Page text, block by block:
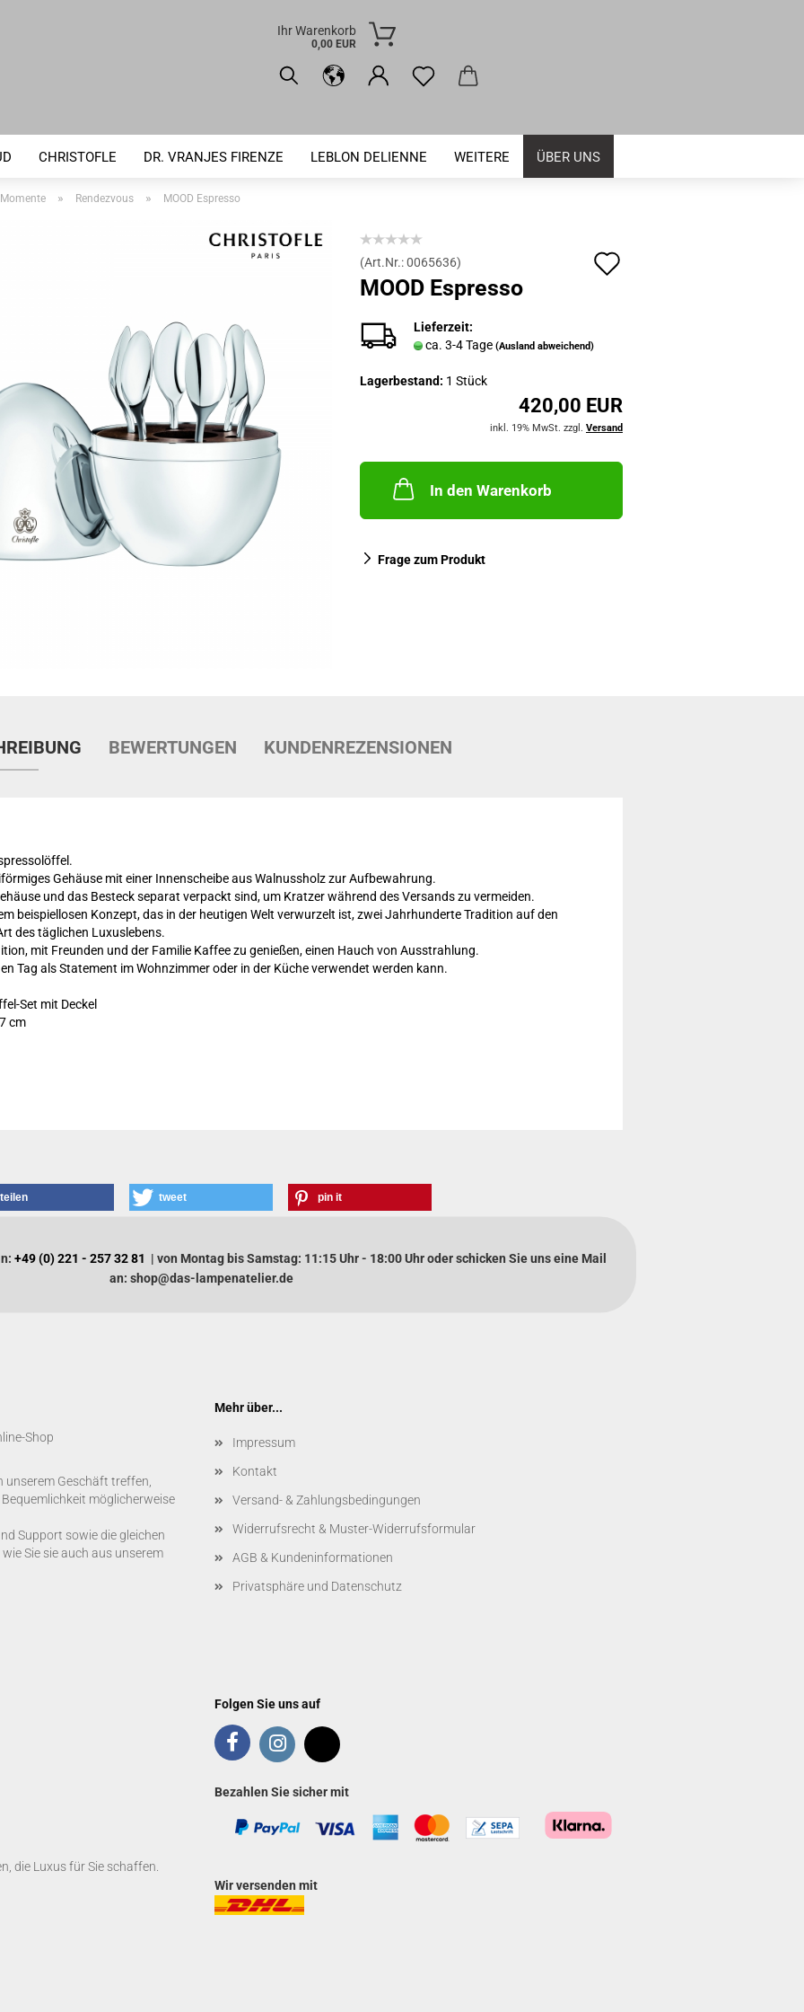
Ihr Warenkorb
0,00 EUR
CHRISTOFLE DR. VRANJES FIRENZE LEBLON DELIENNE ÜBER UNS
WEITERE
Momente » Rendezvous » MOOD Espresso
(Art.Nr.:0065636)
MOOD Espresso
Lieferzeit:
ca. 3-4 Tage (Ausland abweichend)
Lagerbestand: 1 Stück
420,00 EUR
inkl. 19% MwSt. zzgl. Versand
In den Warenkorb
Frage zum Produkt
BEWERTUNGEN KUNDENREZENSIONEN
Gehäuse mit einer Innenscheibe aus Walnussholz zur Aufbewahrung.
und das Besteck separat verpackt sind, um Kratzer während des Versands zu vermeiden.
beispiellosen Konzept, das in der heutigen Welt verwurzelt ist, zwei Jahrhunderte Tradition auf den
des täglichen Luxuslebens.
mit Freunden und der Familie Kaffee zu genießen, einen Hauch von Ausstrahlung.
Tag als Statement im Wohnzimmer oder in der Küche verwendet werden kann.
Set mit Deckel
cm
teilen tweet pin it
+49 (0) 221 - 257 32 81 | von Montag bis Samstag: 11:15 Uhr - 18:00 Uhr oder schicken Sie uns eine Mail
an: shop@das-lampenatelier.de
Shop
unserem Geschäft treffen,
möglicherweise
Support sowie die gleichen
Sie sie auch aus unserem
Mehr über...
Impressum
Kontakt
Versand- & Zahlungsbedingungen
Widerrufsrecht & Muster-Widerrufsformular
AGB & Kundeninformationen
Privatsphäre und Datenschutz
die Luxus für Sie schaffen.
Folgen Sie uns auf
Bezahlen Sie sicher mit
Wir versenden mit